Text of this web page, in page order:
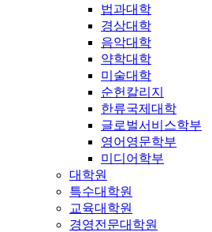
법과대학
경상대학
음악대학
약학대학
미술대학
순헌칼리지
한류국제대학
글로벌서비스학부
영어영문학부
미디어학부
대학원
특수대학원
교육대학원
경영전문대학원